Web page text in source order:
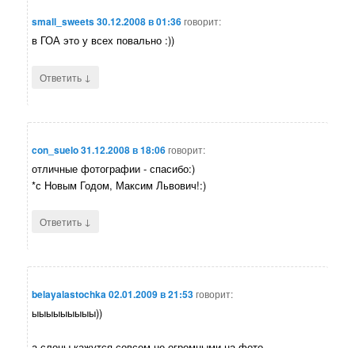
small_sweets30.12.2008 в 01:36говорит:
в ГОА это у всех повально :))
Ответить ↓
con_suelo31.12.2008 в 18:06говорит:
отличные фотографии - спасибо:)
*с Новым Годом, Максим Львович!:)
Ответить ↓
belayalastochka02.01.2009 в 21:53говорит:
ыыыыыыыыы))